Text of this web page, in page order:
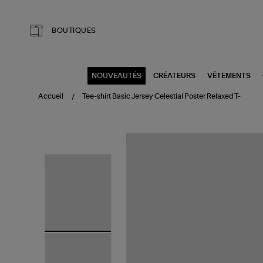
BOUTIQUES
NOUVEAUTÉS CRÉATEURS VÊTEMENTS
Accueil Tee-shirt Basic Jersey Celestial Poster Relaxed T-